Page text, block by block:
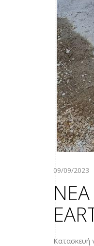
09/09/2023
ΝΕΑ
Κατασκευή